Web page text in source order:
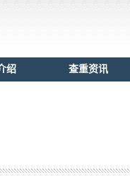
绍 查重资讯